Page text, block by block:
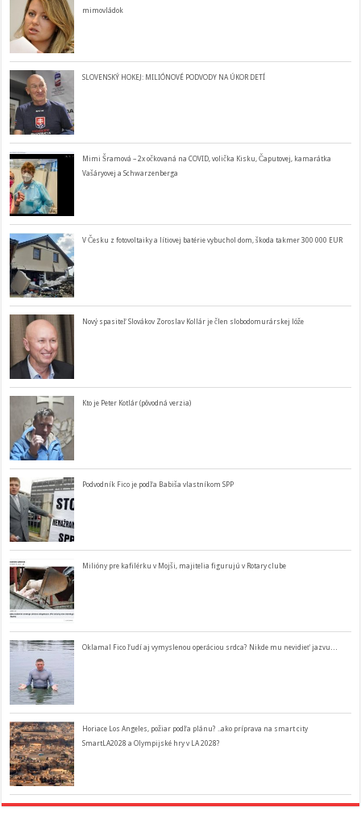
mimovládok
SLOVENSKÝ HOKEJ: MILIÓNOVÉ PODVODY NA ÚKOR DETÍ
Mimi Šramová – 2x očkovaná na COVID, volička Kisku, Čaputovej, kamarátka
Vašáryovej a Schwarzenberga
V Česku z fotovoltaiky a lítiovej batérie vybuchol dom, škoda takmer 300 000 EUR
Nový spasiteľ Slovákov Zoroslav Kollár je člen slobodomurárskej lóže
Kto je Peter Kotlár (pôvodná verzia)
Podvodník Fico je podľa Babiša vlastníkom SPP
Milióny pre kafilérku v Mojši, majitelia figurujú v Rotary clube
Oklamal Fico ľudí aj vymyslenou operáciou srdca? Nikde mu nevidieť jazvu…
Horiace Los Angeles, požiar podľa plánu? ..ako príprava na smart city
SmartLA2028 a Olympijské hry v LA 2028?